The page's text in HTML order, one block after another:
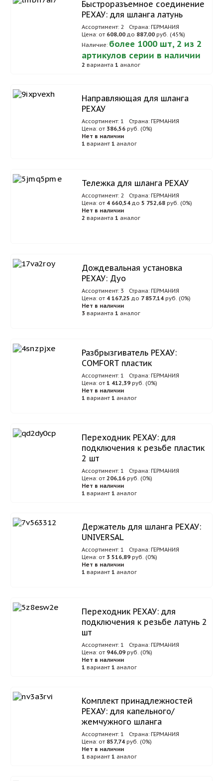
Быстроразъемное соединение
РЕХАУ: для шланга латунь
Ассортимент: 2
Страна: ГЕРМАНИЯ
Цена: от 608,00 до 887,00 руб. (45%)
Наличие: более 1000 шт, 2 из 2
артикулов серии в наличии
2 варианта 1 аналог
Направляющая для шланга
РЕХАУ
Ассортимент: 1
Страна: ГЕРМАНИЯ
Цена: от 386,56 руб. (0%)
Нет в наличии
1 вариант 1 аналог
Тележка для шланга РЕХАУ
Ассортимент: 2
Страна: ГЕРМАНИЯ
Цена: от 4 660,54 до 5 752,68 руб. (0%)
Нет в наличии
2 варианта 1 аналог
Дождевальная установка
РЕХАУ: Дуо
Ассортимент: 3
Страна: ГЕРМАНИЯ
Цена: от 4 167,25 до 7 857,14 руб. (0%)
Нет в наличии
3 варианта 1 аналог
Разбрызгиватель РЕХАУ:
COMFORT пластик
Ассортимент: 1
Страна: ГЕРМАНИЯ
Цена: от 1 412,39 руб. (0%)
Нет в наличии
1 вариант 1 аналог
Переходник РЕХАУ: для
подключения к резьбе пластик
2 шт
Ассортимент: 1
Страна: ГЕРМАНИЯ
Цена: от 206,16 руб. (0%)
Нет в наличии
1 вариант 1 аналог
Держатель для шланга РЕХАУ:
UNIVERSAL
Ассортимент: 1
Страна: ГЕРМАНИЯ
Цена: от 3 516,89 руб. (0%)
Нет в наличии
1 вариант 1 аналог
Переходник РЕХАУ: для
подключения к резьбе латунь 2
шт
Ассортимент: 1
Страна: ГЕРМАНИЯ
Цена: от 946,09 руб. (0%)
Нет в наличии
1 вариант 1 аналог
Комплект принадлежностей
РЕХАУ: для капельного/
жемчужного шланга
Ассортимент: 1
Страна: ГЕРМАНИЯ
Цена: от 857,74 руб. (0%)
Нет в наличии
1 вариант 1 аналог